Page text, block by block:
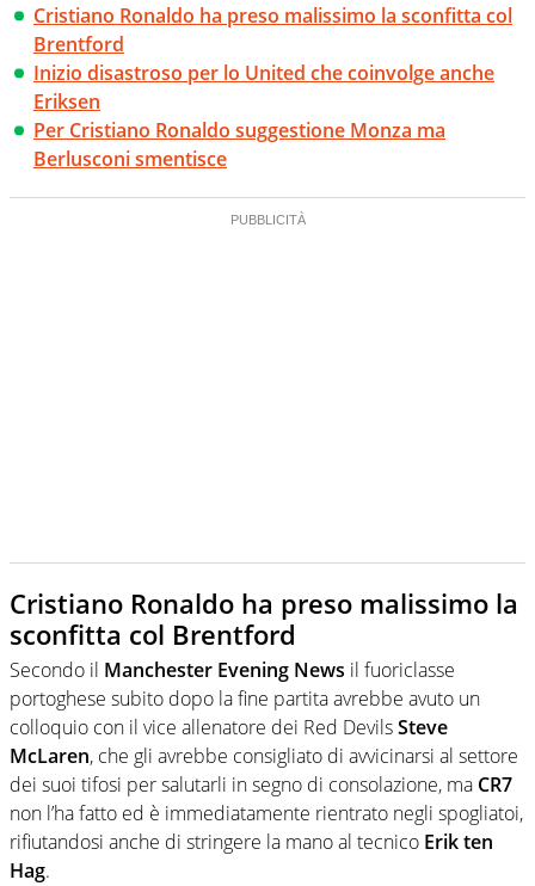
Cristiano Ronaldo ha preso malissimo la sconfitta col
Brentford
Inizio disastroso per lo United che coinvolge anche
Eriksen
Per Cristiano Ronaldo suggestione Monza ma
Berlusconi smentisce
Cristiano Ronaldo ha preso malissimo la
sconfitta col Brentford
Secondo il Manchester Evening News il fuoriclasse
portoghese subito dopo la fine partita avrebbe avuto un
colloquio con il vice allenatore dei Red DevilsSteve
McLaren, che gli avrebbe consigliato di avvicinarsi al settore
dei suoi tifosi per salutarli in segno di consolazione, ma CR7
non l’ha fatto ed è immediatamente rientrato negli spogliatoi,
rifiutandosi anche di stringere la mano al tecnico Erik ten
Hag.